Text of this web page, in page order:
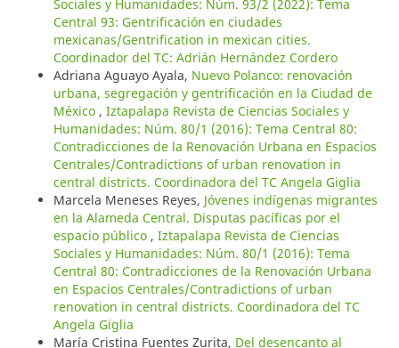
Sociales y Humanidades: Núm. 93/2 (2022): Tema
Central 93: Gentrificación en ciudades
mexicanas/Gentrification in mexican cities.
Coordinador del TC: Adrián Hernández Cordero
Adriana Aguayo Ayala, Nuevo Polanco: renovación
urbana, segregación y gentrificación en la Ciudad de
México , Iztapalapa Revista de Ciencias Sociales y
Humanidades: Núm. 80/1 (2016): Tema Central 80:
Contradicciones de la Renovación Urbana en Espacios
Centrales/Contradictions of urban renovation in
central districts. Coordinadora del TC Angela Giglia
Marcela Meneses Reyes, Jóvenes indígenas migrantes
en la Alameda Central. Disputas pacíficas por el
espacio público , Iztapalapa Revista de Ciencias
Sociales y Humanidades: Núm. 80/1 (2016): Tema
Central 80: Contradicciones de la Renovación Urbana
en Espacios Centrales/Contradictions of urban
renovation in central districts. Coordinadora del TC
Angela Giglia
María Cristina Fuentes Zurita, Del desencanto al